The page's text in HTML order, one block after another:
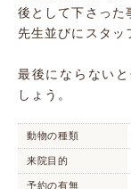
後として下さった
先生並びにスタッ
最後にならない
しょう。
動物の種類
来院目的
予約の有無